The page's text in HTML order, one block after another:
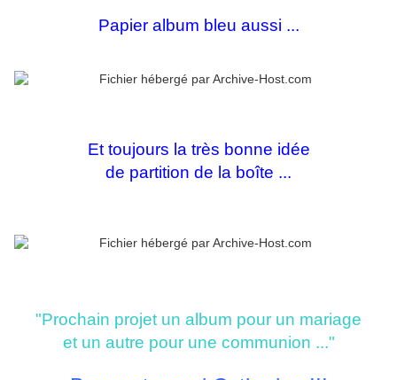
Papier album bleu aussi ...
Et toujours la très bonne idée
de partition de la boîte ...
"Prochain projet un album pour un mariage
et un autre pour une communion ..."